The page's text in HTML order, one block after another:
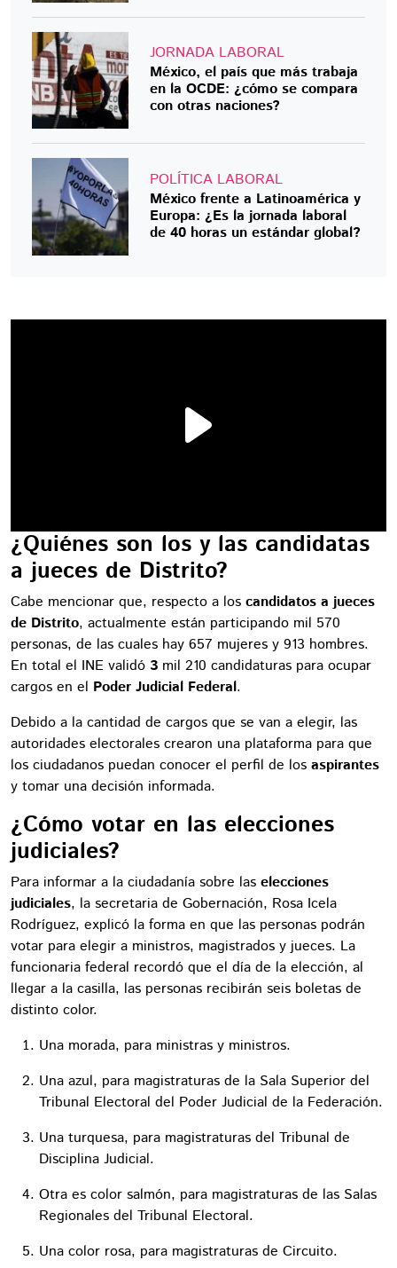
JORNADA LABORAL
México, el país que más trabaja
en la OCDE: ¿cómo se compara
con otras naciones?
POLÍTICA LABORAL
México frente a Latinoamérica y
Europa: ¿Es la jornada laboral
de 40 horas un estándar global?
¿Quiénes son los y las candidatas
a jueces de Distrito?
Cabe mencionar que, respecto a los candidatos a jueces
de Distrito, actualmente están participando mil 570
personas, de las cuales hay 657 mujeres y 913 hombres.
En total el INE validó 3 mil 210 candidaturas para ocupar
cargos en el Poder Judicial Federal.
Debido a la cantidad de cargos que se van a elegir, las
autoridades electorales crearon una plataforma para que
los ciudadanos puedan conocer el perfil de los aspirantes
y tomar una decisión informada.
¿Cómo votar en las elecciones
judiciales?
Para informar a la ciudadanía sobre las elecciones
judiciales, la secretaria de Gobernación, Rosa Icela
Rodríguez, explicó la forma en que las personas podrán
votar para elegir a ministros, magistrados y jueces. La
funcionaria federal recordó que el día de la elección, al
llegar a la casilla, las personas recibirán seis boletas de
distinto color.
Una morada, para ministras y ministros.
Una azul, para magistraturas de la Sala Superior del
Tribunal Electoral del Poder Judicial de la Federación.
Una turquesa, para magistraturas del Tribunal de
Disciplina Judicial.
Otra es color salmón, para magistraturas de las Salas
Regionales del Tribunal Electoral.
Una color rosa, para magistraturas de Circuito.